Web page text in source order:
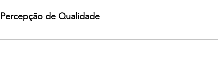
de Qualidade